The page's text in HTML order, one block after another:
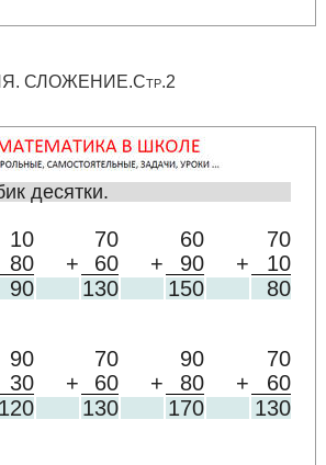
СЛОЖЕНИЕ.Стр.2
десятки.
10 70 60
70
80 + 60 + 90 +
10
90 130 150 80
90 70 90
70
30 + 60 + 80 +
60
120 130 170 130